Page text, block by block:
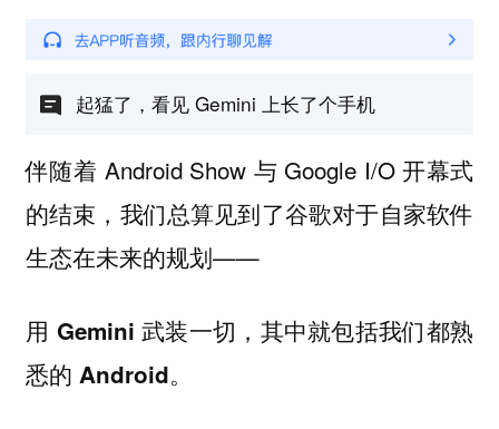
起猛了，看见 Gemini 上长了个手机
伴随着 Android Show 与 Google I/O 开幕式
的结束，我们总算见到了谷歌对于自家软件
生态在未来的规划——
用 Gemini 武装一切，其中就包括我们都熟
悉的 Android。